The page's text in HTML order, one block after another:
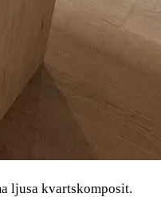
ljusa kvartskomposit.